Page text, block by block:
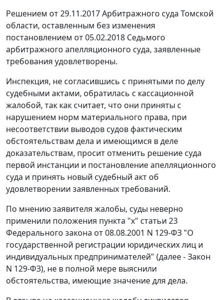
Решением от 29.11.2017 Арбитражного суда Томской
области, оставленным без изменения
постановлением от 05.02.2018 Седьмого
арбитражного апелляционного суда, заявленные
требования удовлетворены.
Инспекция, не согласившись с принятыми по делу
судебными актами, обратилась с кассационной
жалобой, так как считает, что они приняты с
нарушением норм материального права, при
несоответствии выводов судов фактическим
обстоятельствам дела и имеющимся в деле
доказательствам, просит отменить решение суда
первой инстанции и постановление апелляционного
суда и принять новый судебный акт об
удовлетворении заявленных требований.
По мнению заявителя жалобы, суды неверно
применили положения пункта "х" статьи 23
Федерального закона от 08.08.2001 N 129-ФЗ "О
государственной регистрации юридических лиц и
индивидуальных предпринимателей" (далее - Закон
N 129-ФЗ), не в полной мере выяснили
обстоятельства, имеющие значение для дела.